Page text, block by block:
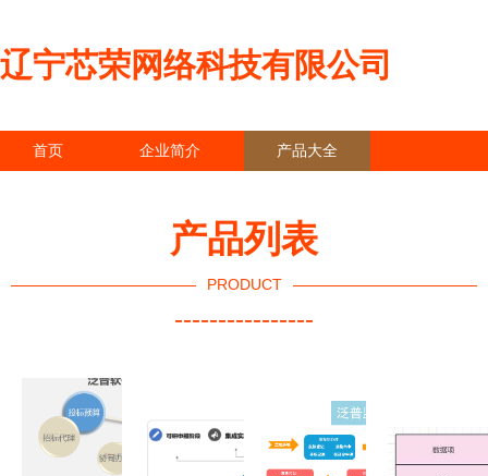
辽宁芯荣网络科技有限公司
首页 企业简介 产品大全
产品列表
PRODUCT
----------------